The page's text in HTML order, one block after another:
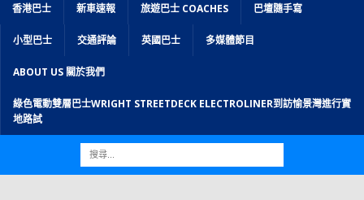
香港巴士 新車速報 旅遊巴士 COACHES 巴壇隨手寫
小型巴士 交通評論 英國巴士 多媒體節目
ABOUT US 關於我們
綠色電動雙層巴士WRIGHT STREETDECK ELECTROLINER到訪愉景灣進行實
地路試